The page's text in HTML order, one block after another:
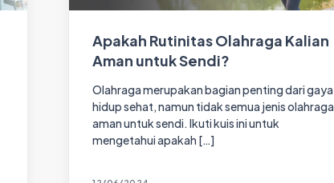
Apakah Rutinitas Olahraga Kalian
Aman untuk Sendi?
Olahraga merupakan bagian penting dari gaya
hidup sehat, namun tidak semua jenis olahraga
aman untuk sendi. Ikuti kuis ini untuk
mengetahui apakah […]